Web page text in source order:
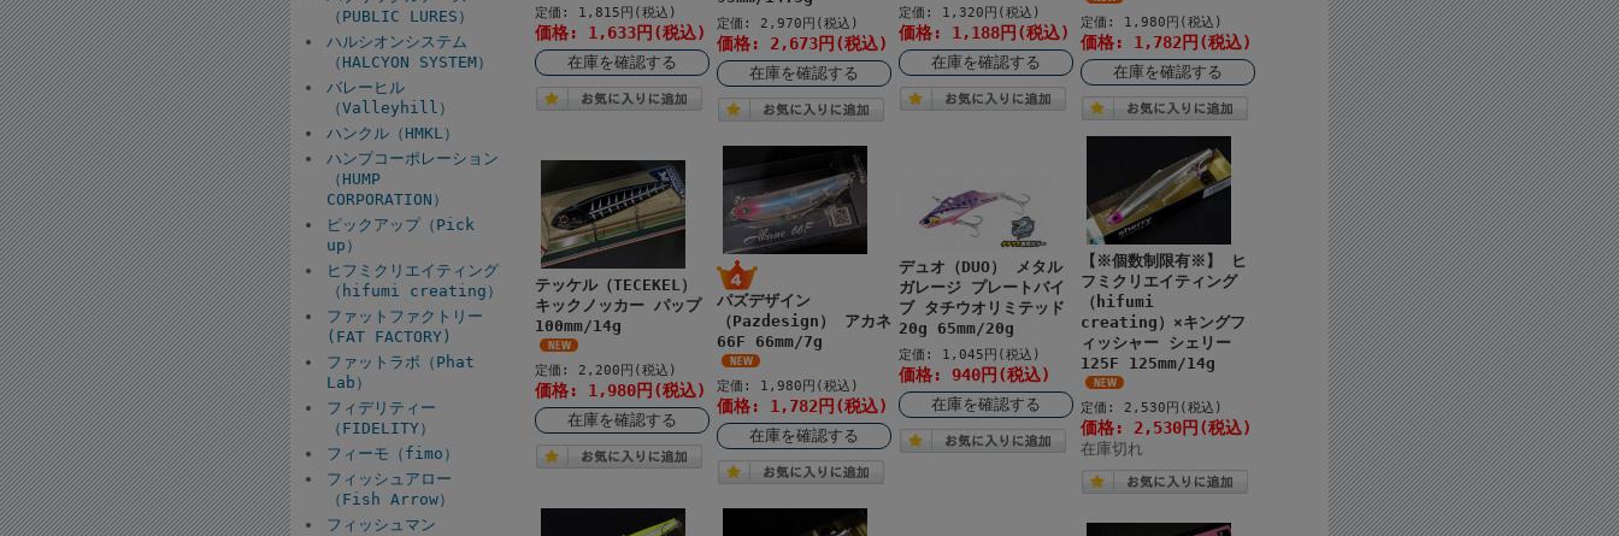
（PUBLIC LURES）
ハルシオンシステム
（HALCYON SYSTEM）
バレーヒル
（Valleyhill）
ハンクル（HMKL）
ハンプコーポレーション
（HUMP
CORPORATION）
ピックアップ（Pick
up）
ヒフミクリエイティング
（hifumi creating）
ファットファクトリー
(FAT FACTORY)
ファットラボ（Phat
Lab）
フィデリティー
（FIDELITY）
フィーモ（fimo）
フィッシュアロー
（Fish Arrow）
フィッシュマン
定価: 1,815円(税込)
価格: 1,633円(税込)
在庫を確認する
定価: 2,970円(税込)
価格: 2,673円(税込)
在庫を確認する
定価: 1,320円(税込)
価格: 1,188円(税込)
在庫を確認する
定価: 1,980円(税込)
価格: 1,782円(税込)
在庫を確認する
テッケル（TECEKEL）
キックノッカー パップ
100mm/14g
定価: 2,200円(税込)
価格: 1,980円(税込)
在庫を確認する
パズデザイン
（Pazdesign） アカネ
66F 66mm/7g
定価: 1,980円(税込)
価格: 1,782円(税込)
在庫を確認する
デュオ（DUO） メタル
ガレージ プレートバイ
ブ タチウオリミテッド
20g 65mm/20g
定価: 1,045円(税込)
価格: 940円(税込)
在庫を確認する
【※個数制限有※】 ヒ
フミクリエイティング
（hifumi
creating）×キングフ
ィッシャー シェリー
125F 125mm/14g
定価: 2,530円(税込)
価格: 2,530円(税込)
在庫切れ